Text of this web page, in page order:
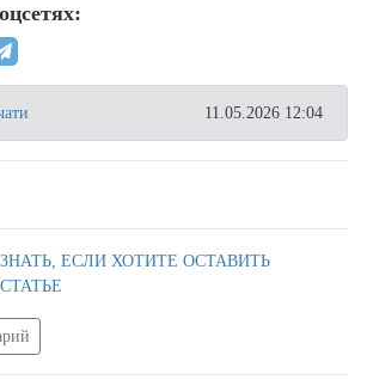
11.05.2026 12:04
ЕСЛИ ХОТИТЕ ОСТАВИТЬ